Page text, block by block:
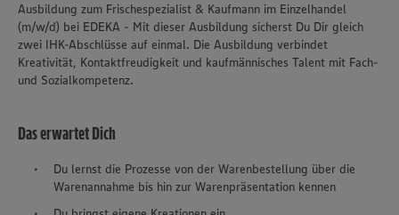
Ausbildung zum Frischespezialist & Kaufmann im Einzelhandel
(m/w/d) bei EDEKA - Mit dieser Ausbildung sicherst Du Dir gleich
zwei IHK-Abschlüsse auf einmal. Die Ausbildung verbindet
Kreativität, Kontaktfreudigkeit und kaufmännisches Talent mit Fach-
und Sozialkompetenz.
Das erwartet Dich
Du lernst die Prozesse von der Warenbestellung über die
Warenannahme bis hin zur Warenpräsentation kennen